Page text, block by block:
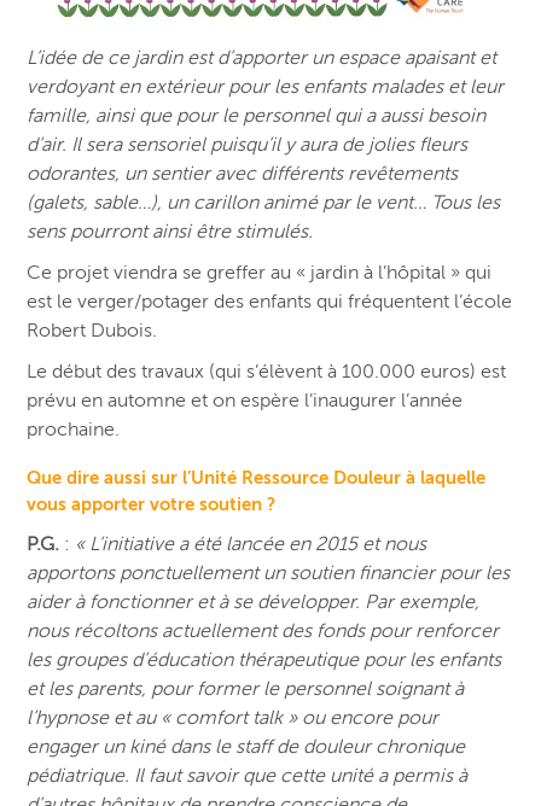
L’idée de ce jardin est d’apporter un espace apaisant et
verdoyant en extérieur pour les enfants malades et leur
famille, ainsi que pour le personnel qui a aussi besoin
d’air. Il sera sensoriel puisqu’il y aura de jolies fleurs
odorantes, un sentier avec différents revêtements
(galets, sable…), un carillon animé par le vent… Tous les
sens pourront ainsi être stimulés.
Ce projet viendra se greffer au « jardin à l’hôpital » qui
est le verger/potager des enfants qui fréquentent l’école
Robert Dubois.
Le début des travaux (qui s’élèvent à 100.000 euros) est
prévu en automne et on espère l’inaugurer l’année
prochaine.
Que dire aussi sur l’Unité Ressource Douleur à laquelle
vous apporter votre soutien ?
P.G. : « L’initiative a été lancée en 2015 et nous
apportons ponctuellement un soutien financier pour les
aider à fonctionner et à se développer. Par exemple,
nous récoltons actuellement des fonds pour renforcer
les groupes d’éducation thérapeutique pour les enfants
et les parents, pour former le personnel soignant à
l’hypnose et au « comfort talk » ou encore pour
engager un kiné dans le staff de douleur chronique
pédiatrique. Il faut savoir que cette unité a permis à